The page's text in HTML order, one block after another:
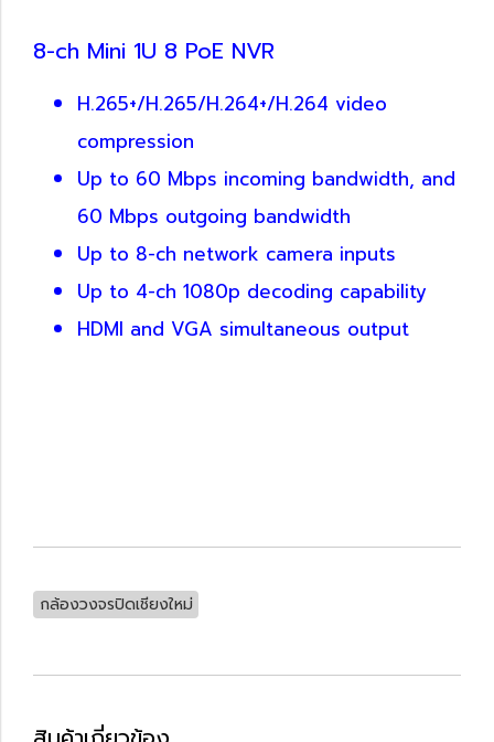
8-ch Mini 1U 8 PoE NVR
H.265+/H.265/H.264+/H.264 video
compression
Up to 60 Mbps incoming bandwidth, and
60 Mbps outgoing bandwidth
Up to 8-ch network camera inputs
Up to 4-ch 1080p decoding capability
HDMI and VGA simultaneous output
กล้องวงจรปิดเชียงใหม่